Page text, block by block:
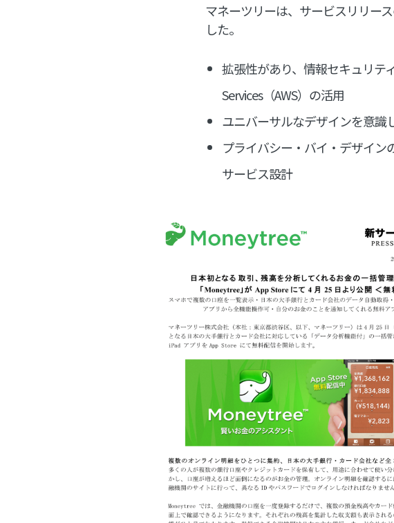
マネーツリーは、サービスリリー
した。
拡張性があり、情報セキュリテ
Services（AWS）の活用
ユニバーサルなデザインを意識
プライバシー・バイ・デザイ
サービス設計